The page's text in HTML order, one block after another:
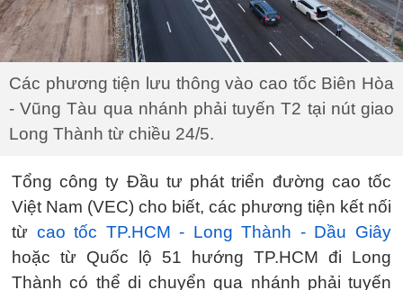
Các phương tiện lưu thông vào cao tốc Biên Hòa
- Vũng Tàu qua nhánh phải tuyến T2 tại nút giao
Long Thành từ chiều 24/5.
Tổng công ty Đầu tư phát triển đường cao tốc
Việt Nam (VEC) cho biết, các phương tiện kết nối
từ cao tốc TP.HCM - Long Thành - Dầu Giây
hoặc từ Quốc lộ 51 hướng TP.HCM đi Long
Thành có thể di chuyển qua nhánh phải tuyến